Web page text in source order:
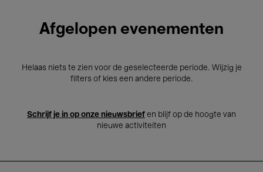
Afgelopen evenementen
Helaas niets te zien voor de geselecteerde periode. Wijzig je
filters of kies een andere periode.
Schrijf je in op onze nieuwsbrief en blijf op de hoogte van
nieuwe activiteiten